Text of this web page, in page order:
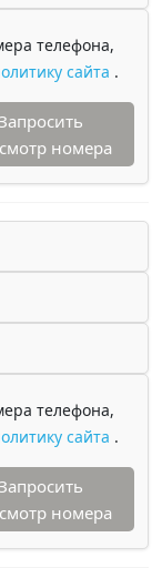
телефона,
сайта .
номера
телефона,
сайта .
номера